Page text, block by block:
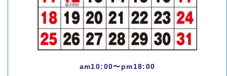
am10:00〜pm18:00